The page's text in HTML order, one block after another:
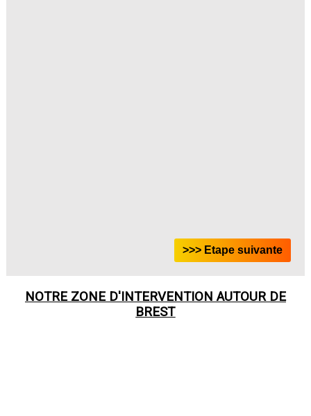
NOTRE ZONE D'INTERVENTION AUTOUR DE
BREST